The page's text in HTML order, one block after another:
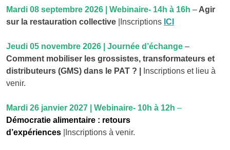
Mardi 08 septembre 2026 | Webinaire- 14h à 16h – Agir
sur la restauration collective |Inscriptions ICI
Jeud i 05 novembre 2026 | Journée d’échange –
Comment mobiliser les grossistes, transformateurs et
distributeurs (GMS) dans le PAT ? |
Inscriptions et lieu à
venir.
Mardi 26 janvier 2027 | Webinaire- 10h à 12h –
Démocratie alimentaire : retours
d’expériences
|Inscriptions à venir.